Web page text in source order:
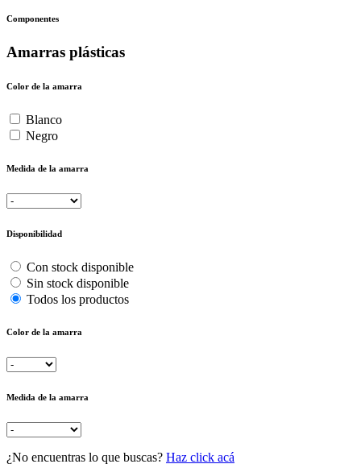
Componentes
Amarras plásticas
Color de la amarra
Blanco
Negro
Medida de la amarra
Disponibilidad
Con stock disponible
Sin stock disponible
Todos los productos
Color de la amarra
Medida de la amarra
¿No encuentras lo que buscas? Haz click acá